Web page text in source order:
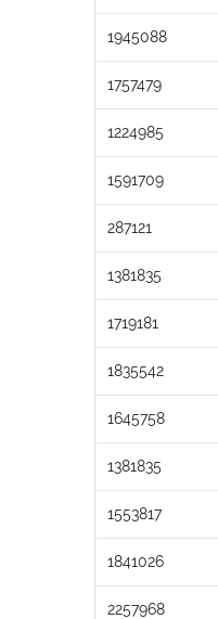
1945088
1757479
1224985
1591709
287121
1381835
1719181
1835542
1645758
1381835
1553817
1841026
2257968